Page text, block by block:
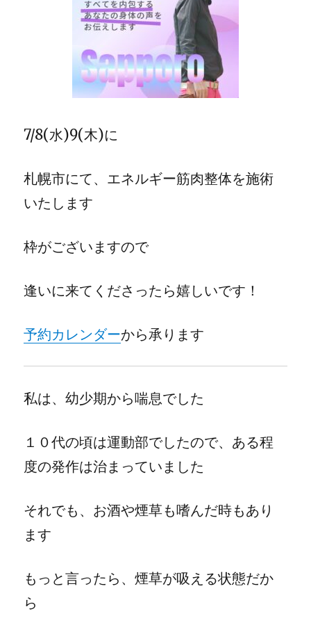
7/8(水)9(木)に
札幌市にて、エネルギー筋肉整体を施術
いたします
枠がございますので
逢いに来てくださったら嬉しいです！
予約カレンダーから承ります
私は、幼少期から喘息でした
１０代の頃は運動部でしたので、ある程
度の発作は治まっていました
それでも、お酒や煙草も嗜んだ時もあり
ます
もっと言ったら、煙草が吸える状態だか
ら